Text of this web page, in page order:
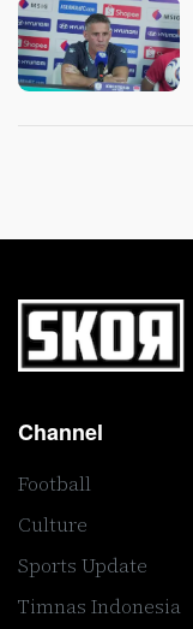
Channel
Football
Culture
Sports Update
Timnas Indonesia